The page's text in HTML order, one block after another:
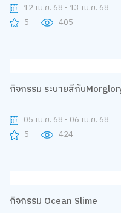
12 เม.ย. 68 - 13 เม.ย. 68
5
405
5
424